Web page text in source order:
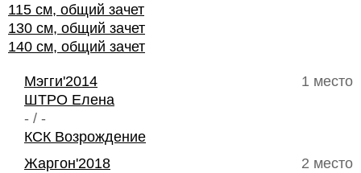
115 см, общий зачет
130 см, общий зачет
140 см, общий зачет
1 место
Мэгги'2014
ШТРО Елена
- / -
КСК Возрождение
2 место
Жаргон'2018